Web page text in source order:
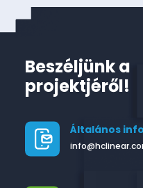
Beszéljünk a
projektjéről!
Általános